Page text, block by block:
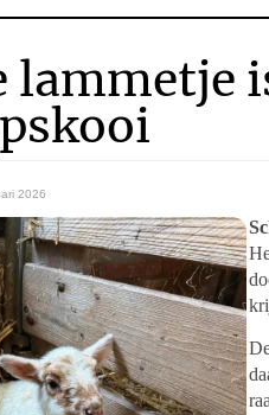
lammetje
2026